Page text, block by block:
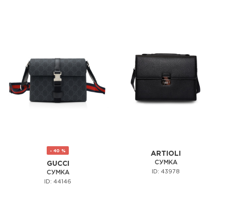
- 40 %
GUCCI
СУМКА
ID: 44146
ARTIOLI
СУМКА
ID: 43978